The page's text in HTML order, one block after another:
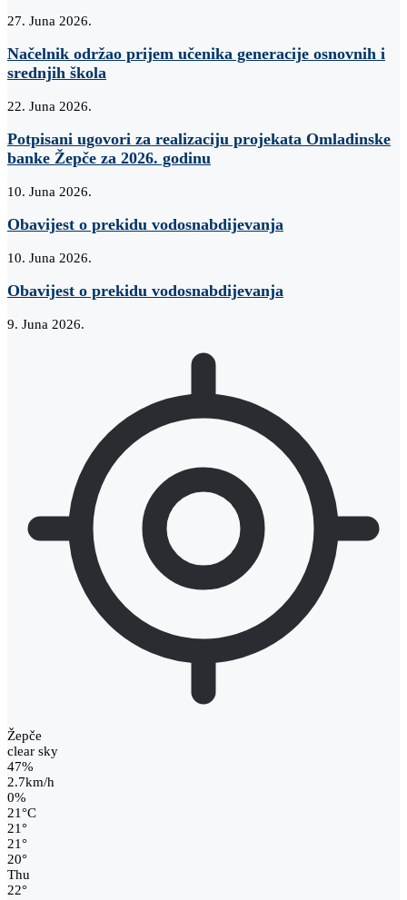
27. Juna 2026.
Načelnik održao prijem učenika generacije osnovnih i
srednjih škola
22. Juna 2026.
Potpisani ugovori za realizaciju projekata Omladinske
banke Žepče za 2026. godinu
10. Juna 2026.
Obavijest o prekidu vodosnabdijevanja
10. Juna 2026.
Obavijest o prekidu vodosnabdijevanja
9. Juna 2026.
Žepče
clear sky
47%
2.7km/h
0%
21°C
21°
21°
20°
Thu
22°